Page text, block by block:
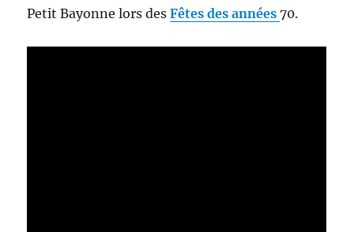
Petit Bayonne lors desFêtes des années 70.